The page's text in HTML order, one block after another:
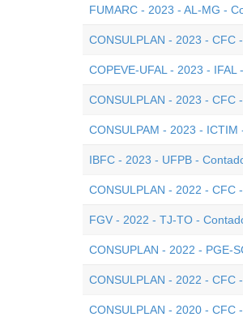
FUMARC - 2023 - AL-MG -
CONSULPLAN - 2023 - CFC
COPEVE-UFAL - 2023 - IFAL
CONSULPLAN - 2023 - CFC
CONSULPAM - 2023 - ICTIM
IBFC - 2023 - UFPB -
CONSULPLAN - 2022 - CFC
FGV - 2022 - TJ-TO -
CONSUPLAN - 2022 - PGE-
CONSULPLAN - 2022 - CFC
CONSULPLAN - 2020 - CFC